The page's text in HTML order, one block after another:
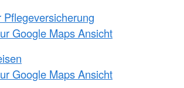
Pflegeversicherung
Google Maps Ansicht
Google Maps Ansicht